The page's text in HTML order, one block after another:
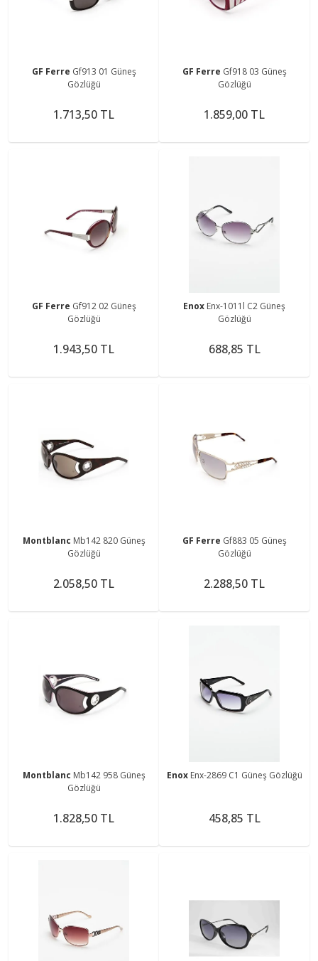
GF Ferre Gf913 01 Güneş
Gözlüğü
1.713,50 TL
GF Ferre Gf918 03 Güneş
Gözlüğü
1.859,00 TL
GF Ferre Gf912 02 Güneş
Gözlüğü
1.943,50 TL
Enox Enx-1011l C2 Güneş
Gözlüğü
688,85 TL
Montblanc Mb142 820 Güneş
Gözlüğü
2.058,50 TL
GF Ferre Gf883 05 Güneş
Gözlüğü
2.288,50 TL
Montblanc Mb142 958 Güneş
Gözlüğü
1.828,50 TL
Enox Enx-2869 C1 Güneş Gözlüğü
458,85 TL